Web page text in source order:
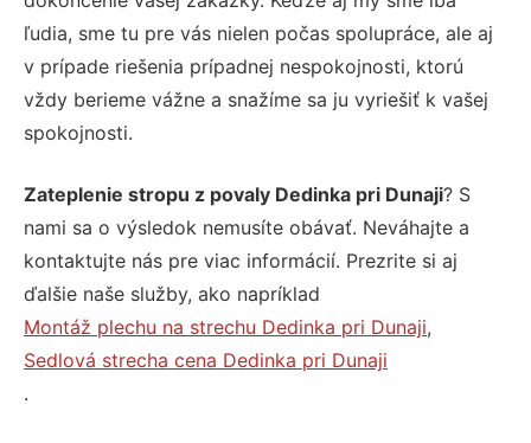
ľudia, sme tu pre vás nielen počas spolupráce, ale aj
v prípade riešenia prípadnej nespokojnosti, ktorú
vždy berieme vážne a snažíme sa ju vyriešiť k vašej
spokojnosti.
Zateplenie stropu z povaly Dedinka pri Dunaji? S
nami sa o výsledok nemusíte obávať. Neváhajte a
kontaktujte nás pre viac informácií. Prezrite si aj
ďalšie naše služby, ako napríklad
Montáž plechu na strechu Dedinka pri Dunaji,
Sedlová strecha cena Dedinka pri Dunaji
.